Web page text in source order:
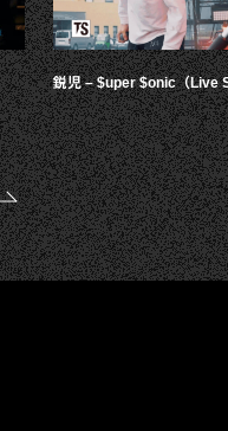
鋭児 – $uper $onic（Live